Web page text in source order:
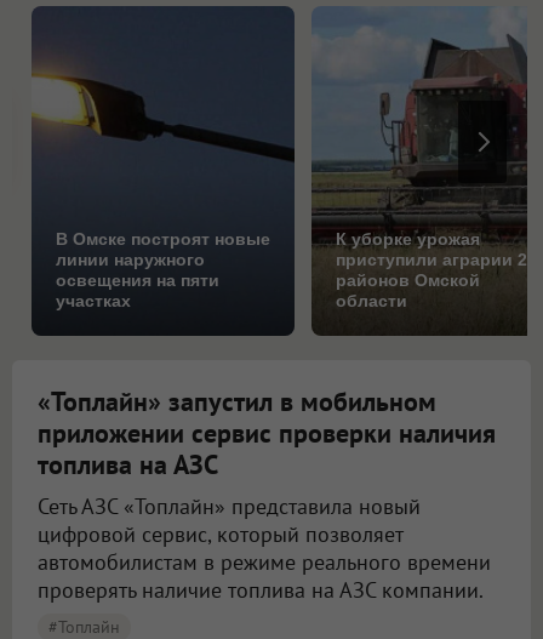
В Омске построят новые
линии наружного
освещения на пяти
участках
К уборке урожая
приступили аграрии 25
районов Омской
области
«Топлайн» запустил в мобильном
приложении сервис проверки наличия
топлива на АЗС
Сеть АЗС «Топлайн» представила новый
цифровой сервис, который позволяет
автомобилистам в режиме реального времени
проверять наличие топлива на АЗС компании.
#Топлайн